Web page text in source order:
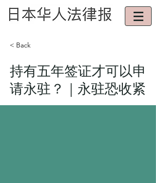
< Back
持有五年签证才可以申
请永驻？｜永驻恐收紧